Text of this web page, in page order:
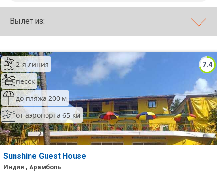
Вылет из:
7.4
2-я линия
песок
до пляжа 200 м
от аэропорта 65 км
Sunshine Guest House
Индия , Арамболь
Хайнань
Северный Гоа
Южный Гоа
Занзибар
Абхазия
Большой Сочи
Кав Мин Воды
Экскурсионные туры